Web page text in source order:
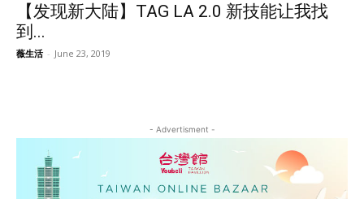
【发现新大陆】TAG LA 2.0 新技能让我找
到...
薇生活 - June 23, 2019
- Advertisment -